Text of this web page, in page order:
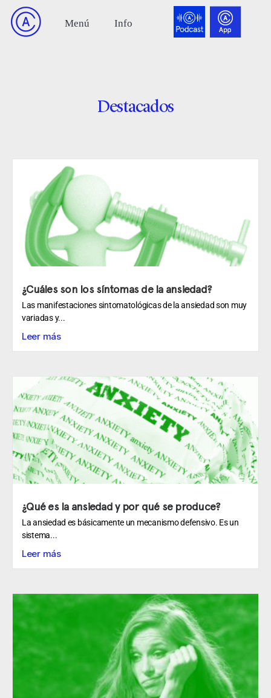
Destacados
¿Cuáles son los síntomas de la ansiedad?
Las manifestaciones sintomatológicas de la ansiedad son muy
variadas y...
Leer más
¿Qué es la ansiedad y por qué se produce?
La ansiedad es básicamente un mecanismo defensivo. Es un
sistema...
Leer más